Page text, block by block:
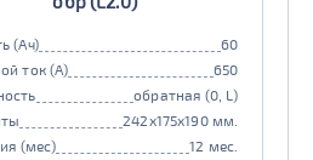
(Ач)
60
ток (А)
650
обратная (0, L)
242x175x190 мм.
(мес)
12 мес.